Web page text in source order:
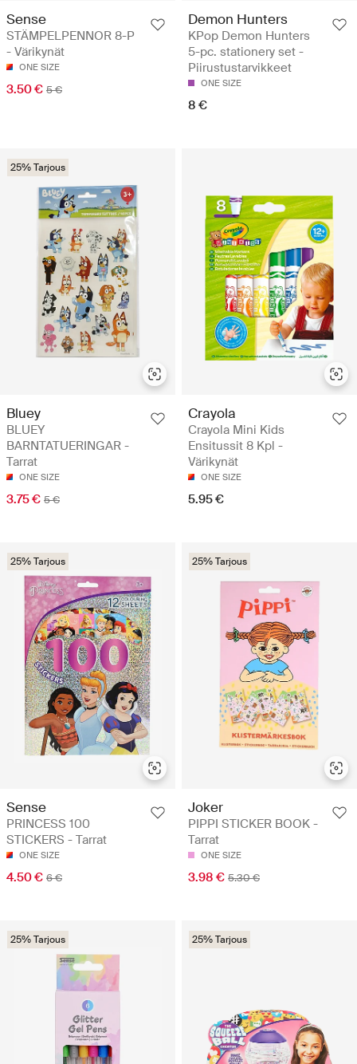
Sense
STÄMPELPENNOR 8-P
- Värikynät
ONE SIZE
3.50 € 5 €
Demon Hunters
KPop Demon Hunters
5-pc. stationery set -
Piirustustarvikkeet
ONE SIZE
8 €
25% Tarjous
Bluey
BLUEY
BARNTATUERINGAR -
Tarrat
ONE SIZE
3.75 € 5 €
Crayola
Crayola Mini Kids
Ensitussit 8 Kpl -
Värikynät
ONE SIZE
5.95 €
25% Tarjous
Sense
PRINCESS 100
STICKERS - Tarrat
ONE SIZE
4.50 € 6 €
25% Tarjous
Joker
PIPPI STICKER BOOK -
Tarrat
ONE SIZE
3.98 € 5.30 €
25% Tarjous 25% Tarjous